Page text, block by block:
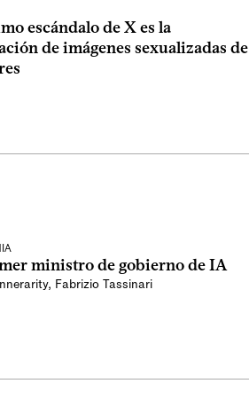
escándalo de X es la
de imágenes sexualizadas de
ministro de gobierno de IA
, Fabrizio Tassinari